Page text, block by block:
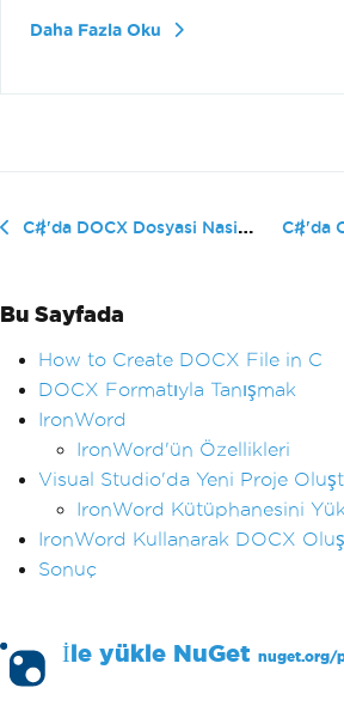
Daha Fazla Oku
C#'da DOCX Dosyasi Nasil Oluşturulur
Bu Sayfada
How to Create DOCX File in C
DOCX Formatıyla Tanışmak
IronWord
IronWord'ün Özellikleri
Visual Studio'da Yeni Proje
IronWord Kütüphanesini
IronWord Kullanarak DOCX
Sonuç
İle yükle NuGet nuget.org/